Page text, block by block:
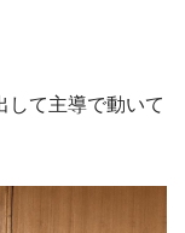
して主導で動いて